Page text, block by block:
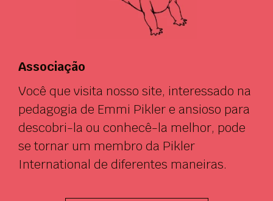
Associação
Você que visita nosso site, interessado na
pedagogia de Emmi Pikler e ansioso para
descobri-la ou conhecê-la melhor, pode
se tornar um membro da Pikler
International de diferentes maneiras.